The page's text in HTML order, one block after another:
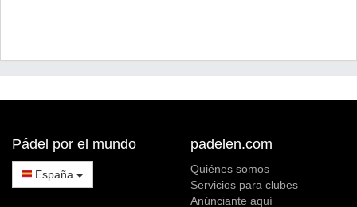
Pádel por el mundo
España
padelen.com
Quiénes somos
Servicios para clubes
Anúnciante aquí